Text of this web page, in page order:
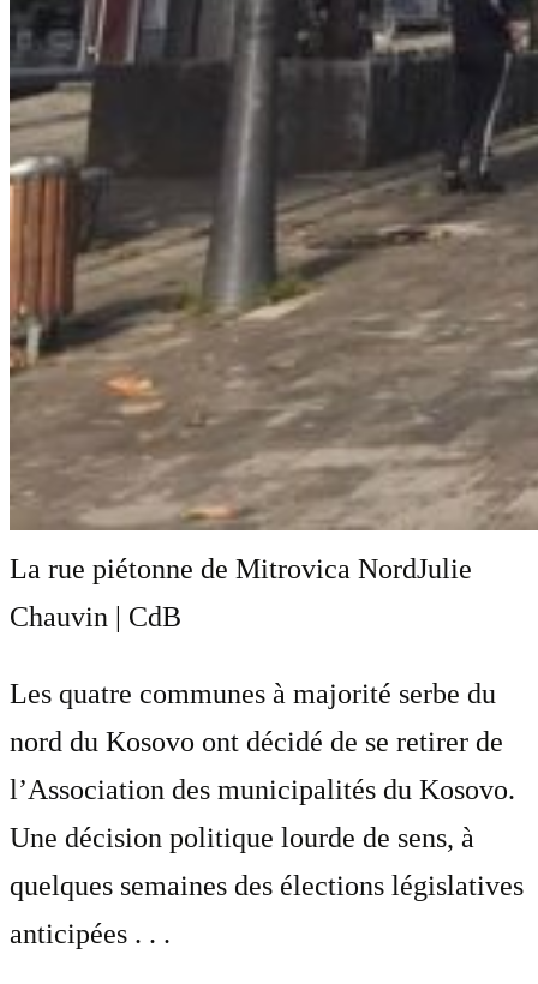
La rue piétonne de Mitrovica NordJulie
Chauvin | CdB
Les quatre communes à majorité serbe du
nord du Kosovo ont décidé de se retirer de
l’Association des municipalités du Kosovo.
Une décision politique lourde de sens, à
quelques semaines des élections législatives
anticipées . . .